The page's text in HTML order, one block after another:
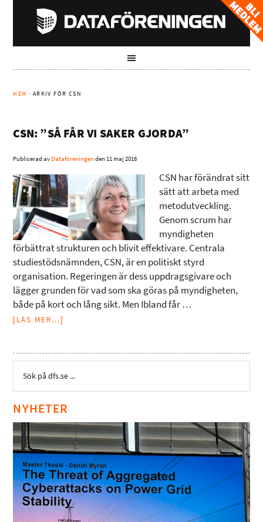
HEM · ARKIV FÖR CSN
CSN: ”SÅ FÅR VI SAKER GJORDA”
Publicerad av Dataföreningenden11 maj 2018
CSN har förändrat sitt
sätt att arbeta med
metodutveckling.
Genom scrum har
myndigheten
förbättrat strukturen och blivit effektivare. Centrala
studiestödsnämnden, CSN, är en politiskt styrd
organisation. Regeringen är dess uppdragsgivare och
lägger grunden för vad som ska göras på myndigheten,
både på kort och lång sikt. Men Ibland får …
[LÄS MER...]
NYHETER